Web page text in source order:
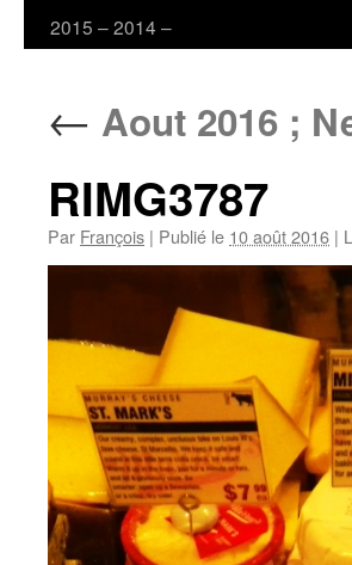
2015 – 2014 –
← Aout 2016 ;
RIMG3787
Par François | Publié le 10 août 2016 |